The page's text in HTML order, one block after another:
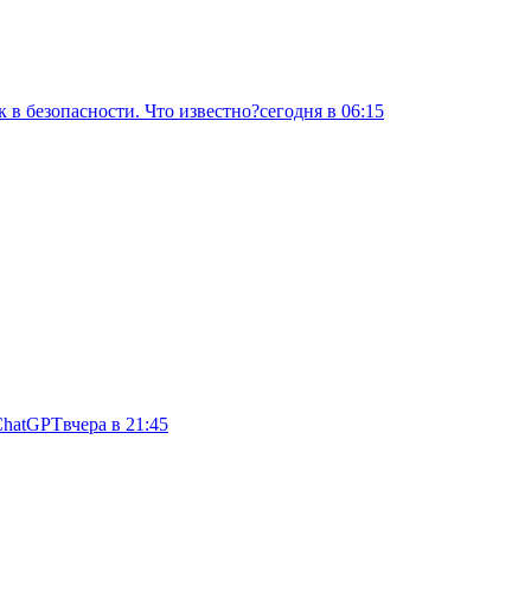
безопасности. Что известно?сегодня в 06:15
вчера в 21:45